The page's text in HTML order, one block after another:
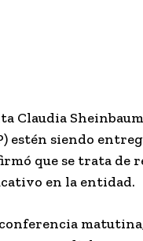
Claudia
estén siendo
que se trata
en la entidad.